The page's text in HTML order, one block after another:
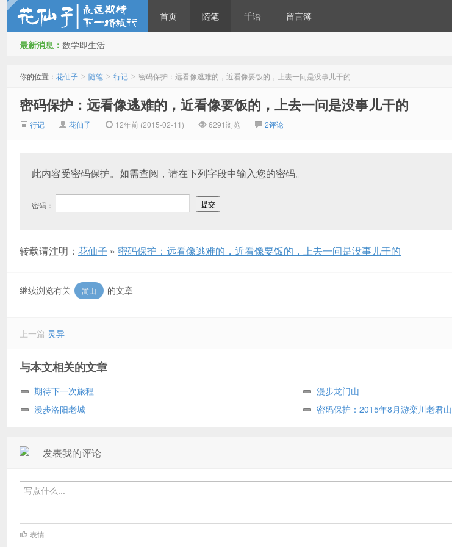
首页 随笔 千语 留言簿
最新消息： 数学即生活
你的位置： 花仙子 > 随笔 > 行记 > 密码保护：远看像逃难的，近看像要饭的，上去一问是没事儿干的
密码保护：远看像逃难的，近看像要饭的，上去一问是没事儿干的
行记 花仙子 12年前 (2015-02-11) 6291浏览 2评论
此内容受密码保护。如需查阅，请在下列字段中输入您的密码。
密码：
转载请注明： 花仙子 » 密码保护：远看像逃难的，近看像要饭的，上去一问是没事儿干的
继续浏览有关 嵩山 的文章
上一篇 灵异
与本文相关的文章
期待下一次旅程
漫步龙门山
漫步洛阳老城
密码保护：2015年8月游栾川老君山
发表我的评论
表情